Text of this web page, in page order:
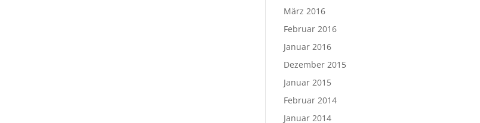
März 2016
Februar 2016
Januar 2016
Dezember 2015
Januar 2015
Februar 2014
Januar 2014